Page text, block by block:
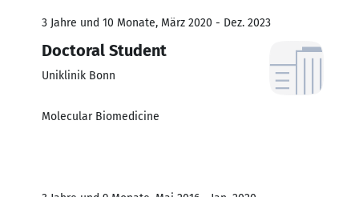
3 Jahre und 10 Monate, März 2020 - Dez. 2023
Doctoral Student
Uniklinik Bonn
Molecular Biomedicine